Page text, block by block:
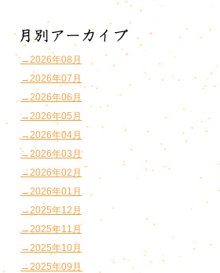
→2026年08月
→2026年07月
→2026年06月
→2026年05月
→2026年04月
→2026年03月
→2026年02月
→2026年01月
→2025年12月
→2025年11月
→2025年10月
→2025年09月